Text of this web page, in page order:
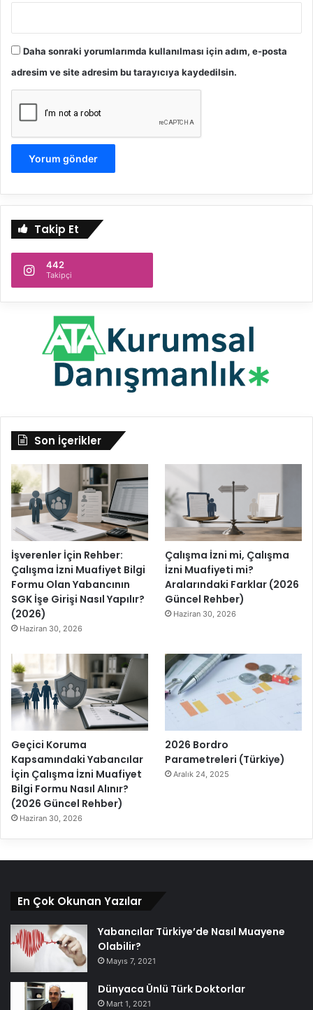
Daha sonraki yorumlarımda kullanılması için adım, e-posta
adresim ve site adresim bu tarayıcıya kaydedilsin.
Takip Et
442
Takipçi
Son İçerikler
İşverenler İçin Rehber:
Çalışma İzni Muafiyet Bilgi
Formu Olan Yabancının
SGK İşe Girişi Nasıl Yapılır?
(2026)
Haziran 30, 2026
Çalışma İzni mi, Çalışma
İzni Muafiyeti mi?
Aralarındaki Farklar (2026
Güncel Rehber)
Haziran 30, 2026
Geçici Koruma
Kapsamındaki Yabancılar
İçin Çalışma İzni Muafiyet
Bilgi Formu Nasıl Alınır?
(2026 Güncel Rehber)
Haziran 30, 2026
2026 Bordro
Parametreleri (Türkiye)
Aralık 24, 2025
En Çok Okunan Yazılar
Yabancılar Türkiye’de Nasıl Muayene
Olabilir?
Mayıs 7, 2021
Dünyaca Ünlü Türk Doktorlar
Mart 1, 2021